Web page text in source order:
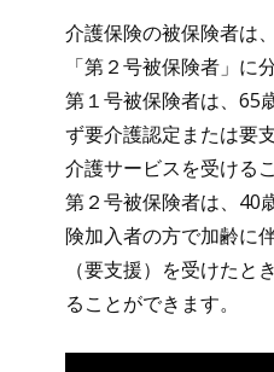
介護保険の被保険者は
「第２号被保険者」に
第１号被保険者は、65
ず要介護認定または要
介護サービスを受ける
第２号被保険者は、40
険加入者の方で加齢に
（要支援）を受けたと
ることができます。